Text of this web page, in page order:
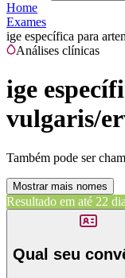
Home
Exames
ige específica para
Análises clínicas
ige
vulgaris/
Também pode ser
Mostrar mais nomes
Resultado em até 22
Qual seu